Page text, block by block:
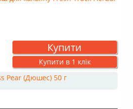
Купити
Купити в 1 клік